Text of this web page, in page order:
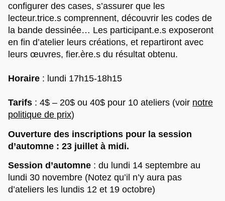
configurer des cases, s’assurer que les
lecteur.trice.s comprennent, découvrir les codes de
la bande dessinée… Les participant.e.s exposeront
en fin d’atelier leurs créations, et repartiront avec
leurs œuvres, fier.ère.s du résultat obtenu.
Horaire : lundi 17h15-18h15
Tarifs : 4$ – 20$ ou 40$ pour 10 ateliers (voir notre
politique de prix)
Ouverture des inscriptions pour la session
d’automne : 23 juillet à midi.
Session d’automne : du lundi 14 septembre au
lundi 30 novembre (Notez qu’il n’y aura pas
d’ateliers les lundis 12 et 19 octobre)